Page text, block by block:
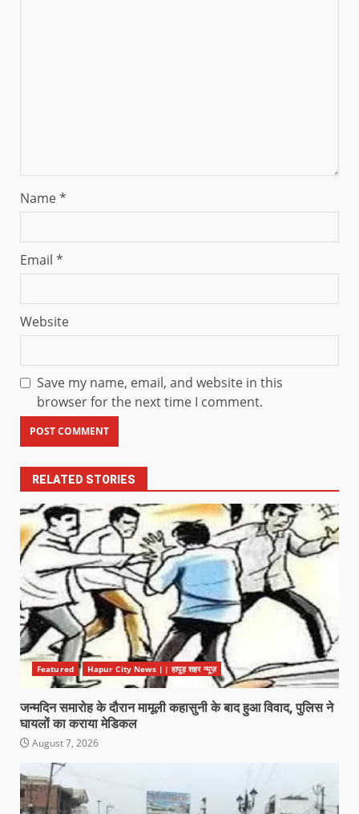
Name*
Email *
Website
Save my name, email, and website in this
browser for the next time I comment.
RELATED STORIES
Featured Hapur City News || हापुड़ शहर न्यूज़
जन्मदिन समारोह के दौरान मामूली कहासुनी के बाद हुआ विवाद, पुलिस ने
घायलों का कराया मेडिकल
August 7, 2026